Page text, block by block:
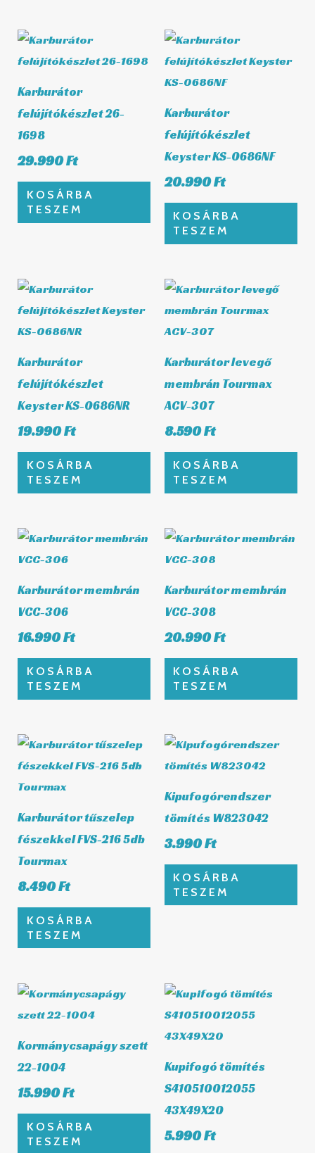
Karburátor
felújítókészlet 26-
1698
29.990Ft
KOSÁRBA
TESZEM
Karburátor
felújítókészlet
Keyster KS-0686NF
20.990Ft
KOSÁRBA
TESZEM
Karburátor
felújítókészlet
Keyster KS-0686NR
19.990Ft
KOSÁRBA
TESZEM
Karburátor levegő
membrán Tourmax
ACV-307
8.590Ft
KOSÁRBA
TESZEM
Karburátor membrán
VCC-306
16.990Ft
KOSÁRBA
TESZEM
Karburátor membrán
VCC-308
20.990Ft
KOSÁRBA
TESZEM
Karburátor tűszelep
fészekkel FVS-216 5db
Tourmax
8.490Ft
KOSÁRBA
TESZEM
Kipufogórendszer
tömítés W823042
3.990Ft
KOSÁRBA
TESZEM
Kormánycsapágy szett
22-1004
15.990Ft
KOSÁRBA
TESZEM
Kupifogó tömítés
S410510012055
43X49X20
5.990Ft